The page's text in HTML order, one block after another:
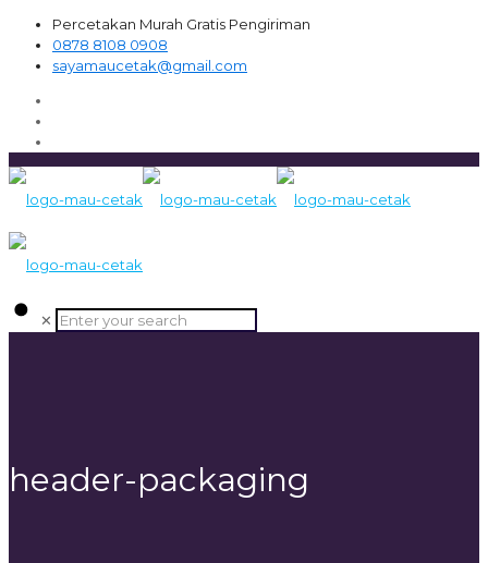
Percetakan Murah Gratis Pengiriman
0878 8108 0908
sayamaucetak@gmail.com
✕
header-packaging